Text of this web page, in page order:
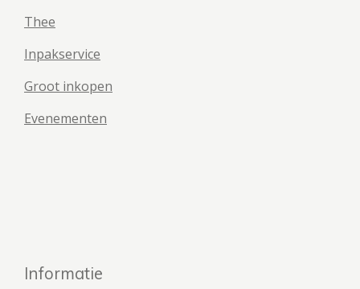
Thee
Inpakservice
Groot inkopen
Evenementen
Informatie